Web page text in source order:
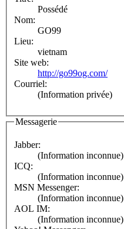
Possédé
Nom:
GO99
Lieu:
vietnam
Site web:
http://go99og.com/
Courriel:
(Information privée)
Messagerie
Jabber:
(Information inconnue)
ICQ:
(Information inconnue)
MSN Messenger:
(Information inconnue)
AOL IM:
(Information inconnue)